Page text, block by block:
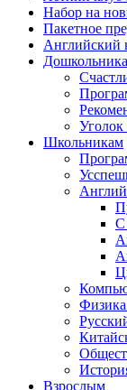
Набор на
Пакетное
Английский
Уголок
Школьникам
С
Физика
Взрослым